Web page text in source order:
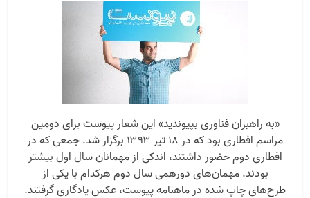
«به راهبران فناوری بپیوندید» این شعار پیوست برای دومین
مراسم افطاری بود که در ۱۸ تیر ۱۳۹۳ برگزار شد. جمعی که در
افطاری دوم حضور داشتند، اندکی از مهمانان سال اول بیشتر
بودند. مهمان‌های دورهمی سال دوم هرکدام با یکی از
طرح‌های چاپ شده در ماهنامه پیوست، عکس یادگاری گرفتند.